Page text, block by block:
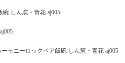
しん窯・青花 aj005
モニーロックペア飯碗 しん窯・青花 aj005